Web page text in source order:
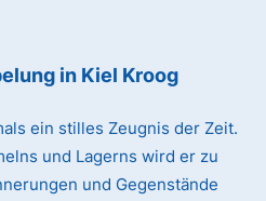
in Kiel Kroog
ein stilles Zeugnis der Zeit.
und Lagerns wird er zu
und Gegenstände